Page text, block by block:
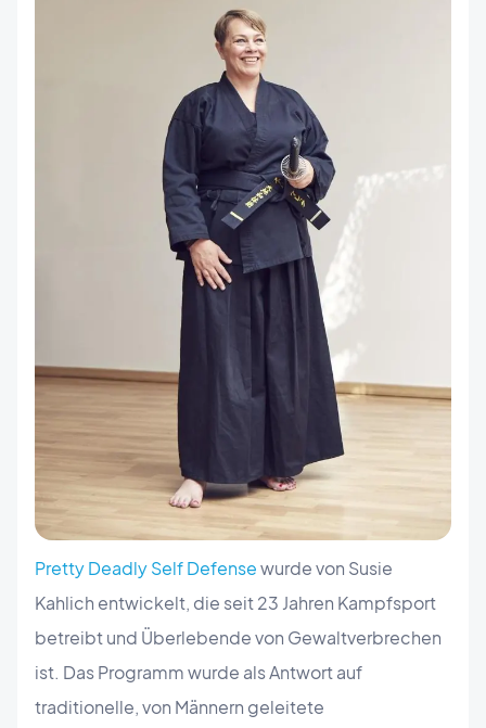
Pretty Deadly Self Defensewurde von Susie
Kahlich entwickelt, die seit 23 Jahren Kampfsport
betreibt und Überlebende von Gewaltverbrechen
ist. Das Programm wurde als Antwort auf
traditionelle, von Männern geleitete